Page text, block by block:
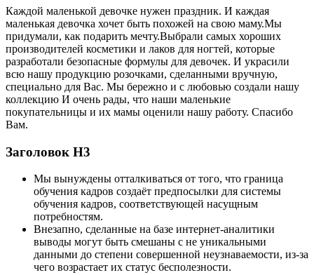
Каждой маленькой девочке нужен праздник. И каждая
маленькая девочка хочет быть похожей на свою маму.Мы
придумали, как подарить мечту.Выбрали самых хороших
производителей косметики и лаков для ногтей, которые
разработали безопасные формулы для девочек. И украсили
всю нашу продукцию розочками, сделанными вручную,
специально для Вас. Мы бережно и с любовью создали нашу
коллекцию И очень рады, что наши маленькие
покупательницы и их мамы оценили нашу работу. Спасибо
Вам.
Заголовок Н3
Мы вынуждены отталкиваться от того, что граница
обучения кадров создаёт предпосылки для системы
обучения кадров, соответствующей насущным
потребностям.
Внезапно, сделанные на базе интернет-аналитики
выводы могут быть смешаны с не уникальными
данными до степени совершенной неузнаваемости, из-за
чего возрастает их статус бесполезности.